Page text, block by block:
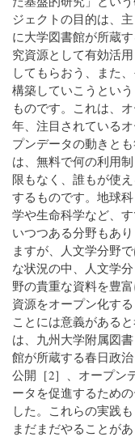
ジェクトの目的は、主
に大学図書館が所蔵
究資源として有効活用
してもらおう、また
構築していこうという
ものです。これは、
年、注目されている
プンデータの動きと
は、無料で何の利用制
限もなく、誰もが使
するものです。地球科
学や生命科学など、
いつつある分野もあり
ますが、人文学分野
な状況の中、人文学分
野の貴重な資料を豊
資源をオープン化する
ことには意義がある
は、九州大学附属図書
館が所蔵する春日政
公開［2］、オープン
ータを促進するため
した。これらの実践も
まだまだやることが